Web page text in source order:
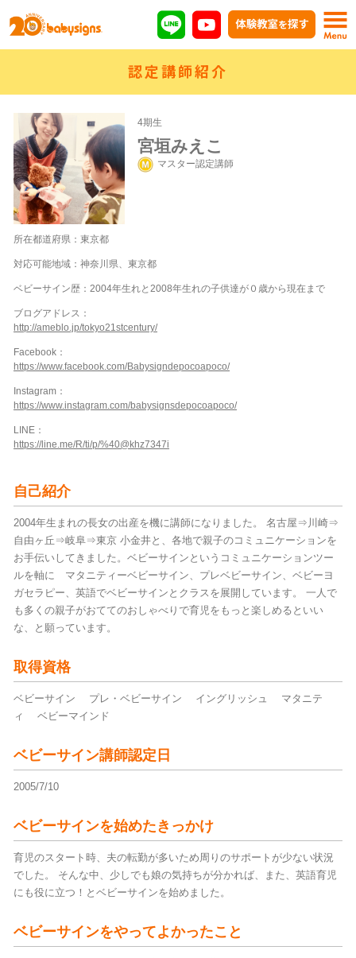
認定講師紹介
4期生
宮垣みえこ
マスター認定講師
所在都道府県：東京都
対応可能地域：神奈川県、東京都
ベビーサイン歴：2004年生れと2008年生れの子供達が０歳から現在まで
ブログアドレス：
http://ameblo.jp/tokyo21stcentury/
Facebook：
https://www.facebook.com/Babysigndepocoapoco/
Instagram：
https://www.instagram.com/babysignsdepocoapoco/
LINE：
https://line.me/R/ti/p/%40@khz7347i
自己紹介
2004年生まれの長女の出産を機に講師になりました。 名古屋⇒川崎⇒
自由ヶ丘⇒岐阜⇒東京 小金井と、各地で親子のコミュニケーションを
お手伝いしてきました。ベビーサインというコミュニケーションツー
ルを軸に マタニティーベビーサイン、プレベビーサイン、ベビーヨ
ガセラピー、英語でベビーサインとクラスを展開しています。 一人で
も多くの親子がおててのおしゃべりで育児をもっと楽しめるといい
な、と願っています。
取得資格
ベビーサイン プレ・ベビーサイン イングリッシュ マタニテ
ィ ベビーマインド
ベビーサイン講師認定日
2005/7/10
ベビーサインを始めたきっかけ
育児のスタート時、夫の転勤が多いため周りのサポートが少ない状況
でした。 そんな中、少しでも娘の気持ちが分かれば、また、英語育児
にも役に立つ！とベビーサインを始めました。
ベビーサインをやってよかったこと